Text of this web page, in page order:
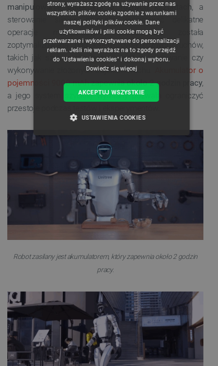
manipulowanie obiektami o różnych kształtach, a
sterowanie siłowe pozwala wykonywać delikatne
operacje manipulacyjne. Konstrukcja została
zoptymalizowana pod kątem dynamicznych ruchów,
takich jak szybkie chodzenie, obrót, balansowanie czy
wykonywanie złożonych trajektorii ruchu.
Akumulator o
pojemności 9000 mAhzapewnia około 2 godzin pracy,
a jego system szybkiej wymiany pozwala ograniczyć
przestoje podczas testów i eksperymentów.
Robot zasilany jest akumulatorem, który zapewnia około 2 godzin
pracy.
ENGLISH
GERMAN
strony, wyrażasz zgodę na używanie przez nas
wszystkich plików cookie zgodnie z warunkami
naszej polityki plików cookie. Dane
użytkowników i pliki cookie mogą być
przetwarzane i wykorzystywane do personalizacji
reklam. Jeśli nie wyrażasz na to zgody przejdź
do "Ustawienia cookies" i dokonaj wyboru.
Dowiedz się więcej
AKCEPTUJ WSZYSTKIE
USTAWIENIA COOKIES
TARGETOWANIE
FUNKCJONALNOŚĆ
Wydajność
Niezbędne pliki cookie umożliwiają korzystanie z
podstawowych funkcji strony internetowej, takich
prawidłowo korzystać ze strony internetowej.
Provider /
Domena
PrestaShop-[abcdef0123456789]{32} .botland.com.pl